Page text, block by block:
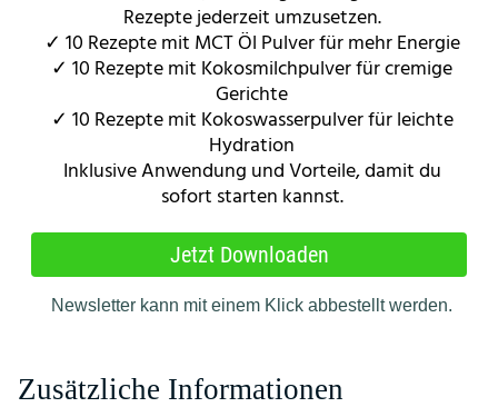
Zusätzliche Informationen